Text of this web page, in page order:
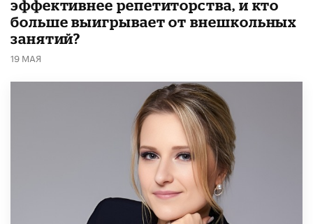
эффективнее репетиторства, и кто
больше выигрывает от внешкольных
занятий?
19 МАЯ